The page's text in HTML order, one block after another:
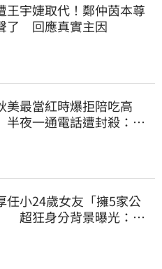
王宇婕取代！鄭仲茵本尊
了 回應真實主因
美最當紅時爆拒陪吃高
夜一通電話遭封殺：我
任小24歲女友「擁5家公
超狂身分背景曝光：層